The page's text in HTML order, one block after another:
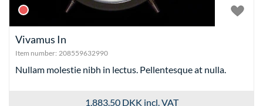
Vivamus In
Item number: 208559632990
Nullam molestie nibh in lectus. Pellentesque at nulla.
1,883.50 DKK incl. VAT